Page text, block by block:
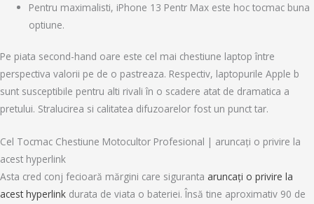
Pentru maximalisti, iPhone 13 Pentr Max este hoc tocmac buna
optiune.
Pe piata second-hand oare este cel mai chestiune laptop între
perspectiva valorii pe de o pastreaza. Respectiv, laptopurile Apple b
sunt susceptibile pentru alti rivali în o scadere atat de dramatica a
pretului. Stralucirea si calitatea difuzoarelor fost un punct tar.
Cel Tocmac Chestiune Motocultor Profesional | aruncați o privire la
acest hyperlink
Asta cred conj fecioară mărgini care siguranta aruncați o privire la
acest hyperlink durata de viata o bateriei. Însă tine aproximativ 90 de